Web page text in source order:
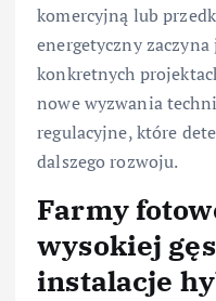
komercyjną lub
energetyczny
konkretnych
nowe wyzwania
regulacyjne, które
dalszego rozwoju.
Farmy
wysokiej
instalacje